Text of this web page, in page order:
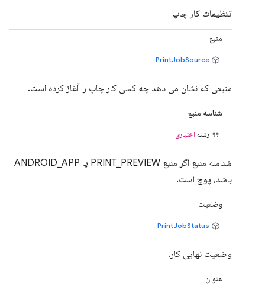
تنظیمات کار چاپ
منبع
PrintJobSource
منبعی که نشان می دهد چه کسی کار چاپ را آغاز کرده است.
شناسه منبع
رشته اختیاری
شناسه منبع اگر منبع PRINT_PREVIEW یا ANDROID_APP
باشد، پوچ است.
وضعیت
PrintJobStatus
وضعیت نهایی کار.
عنوان